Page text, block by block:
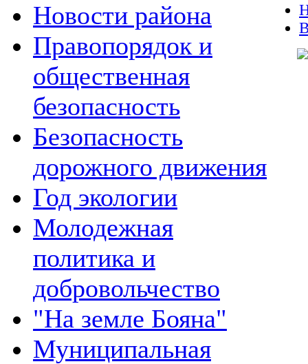
Новости района
Правопорядок и
общественная
безопасность
Безопасность
дорожного движения
Год экологии
Молодежная
политика и
добровольчество
"На земле Бояна"
Муниципальная